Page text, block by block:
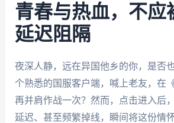
青春与热血，不应
延迟阻隔
夜深人静，远在异国他乡的你，是否
个熟悉的国服客户端，喊上老友，在
再并肩作战一次？然而，点击进入后
延迟、甚至频繁掉线，瞬间将这份情